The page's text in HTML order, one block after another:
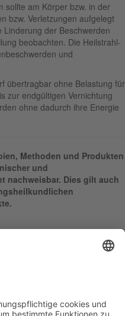
sollte am Körper bzw. in der
bzw. Verletzungen aufgelegt
der Beschwerden
beobachten. Die Heilstrahl-
und
übertragbar ohne Belastung für
zur endgültigen Vernichtung
ohne dadurch ihre Energie
Methoden und Produkten
und
nachweisbar. Dies gilt auch
von den hier gezeigten